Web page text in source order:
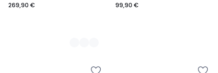
269,90 €
99,90 €